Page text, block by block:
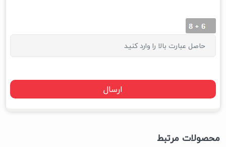
محصولات مرتبط